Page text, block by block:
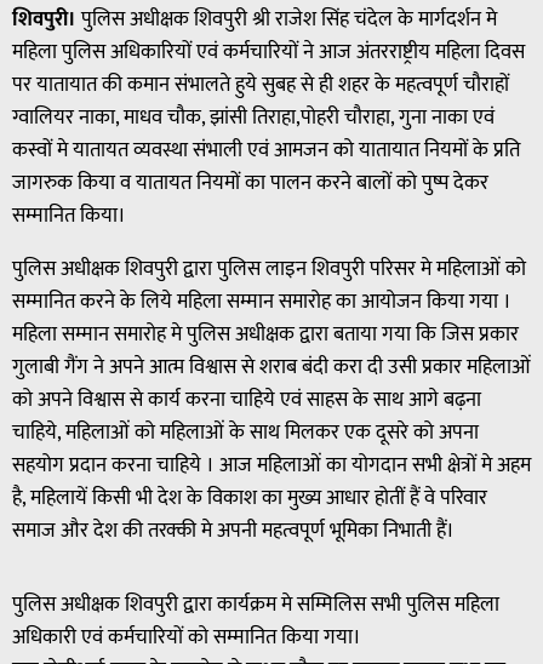
शिवपुरी।पुलिस अधीक्षक शिवपुरी श्री राजेश सिंह चंदेल के मार्गदर्शन मे
महिला पुलिस अधिकारियों एवं कर्मचारियों ने आज अंतरराष्ट्रीय महिला दिवस
पर यातायात की कमान संभालते हुये सुबह से ही शहर के महत्वपूर्ण चौराहों
ग्वालियर नाका, माधव चौक, झांसी तिराहा,पोहरी चौराहा, गुना नाका एवं
कस्वों मे यातायत व्यवस्था संभाली एवं आमजन को यातायात नियमों के प्रति
जागरुक किया व यातायत नियमों का पालन करने बालों को पुष्प देकर
सम्मानित किया।
पुलिस अधीक्षक शिवपुरी द्वारा पुलिस लाइन शिवपुरी परिसर मे महिलाओं को
सम्मानित करने के लिये महिला सम्मान समारोह का आयोजन किया गया ।
महिला सम्मान समारोह मे पुलिस अधीक्षक द्वारा बताया गया कि जिस प्रकार
गुलाबी गैंग ने अपने आत्म विश्वास से शराब बंदी करा दी उसी प्रकार महिलाओं
को अपने विश्वास से कार्य करना चाहिये एवं साहस के साथ आगे बढ़ना
चाहिये, महिलाओं को महिलाओं के साथ मिलकर एक दूसरे को अपना
सहयोग प्रदान करना चाहिये । आज महिलाओं का योगदान सभी क्षेत्रों मे अहम
है, महिलायें किसी भी देश के विकाश का मुख्य आधार होतीं हैं वे परिवार
समाज और देश की तरक्की मे अपनी महत्वपूर्ण भूमिका निभाती हैं।
पुलिस अधीक्षक शिवपुरी द्वारा कार्यक्रम मे सम्मिलिस सभी पुलिस महिला
अधिकारी एवं कर्मचारियों को सम्मानित किया गया।